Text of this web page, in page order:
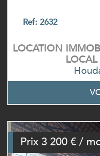
Ref: 2632
LOCATION
Prix 3 200 € /